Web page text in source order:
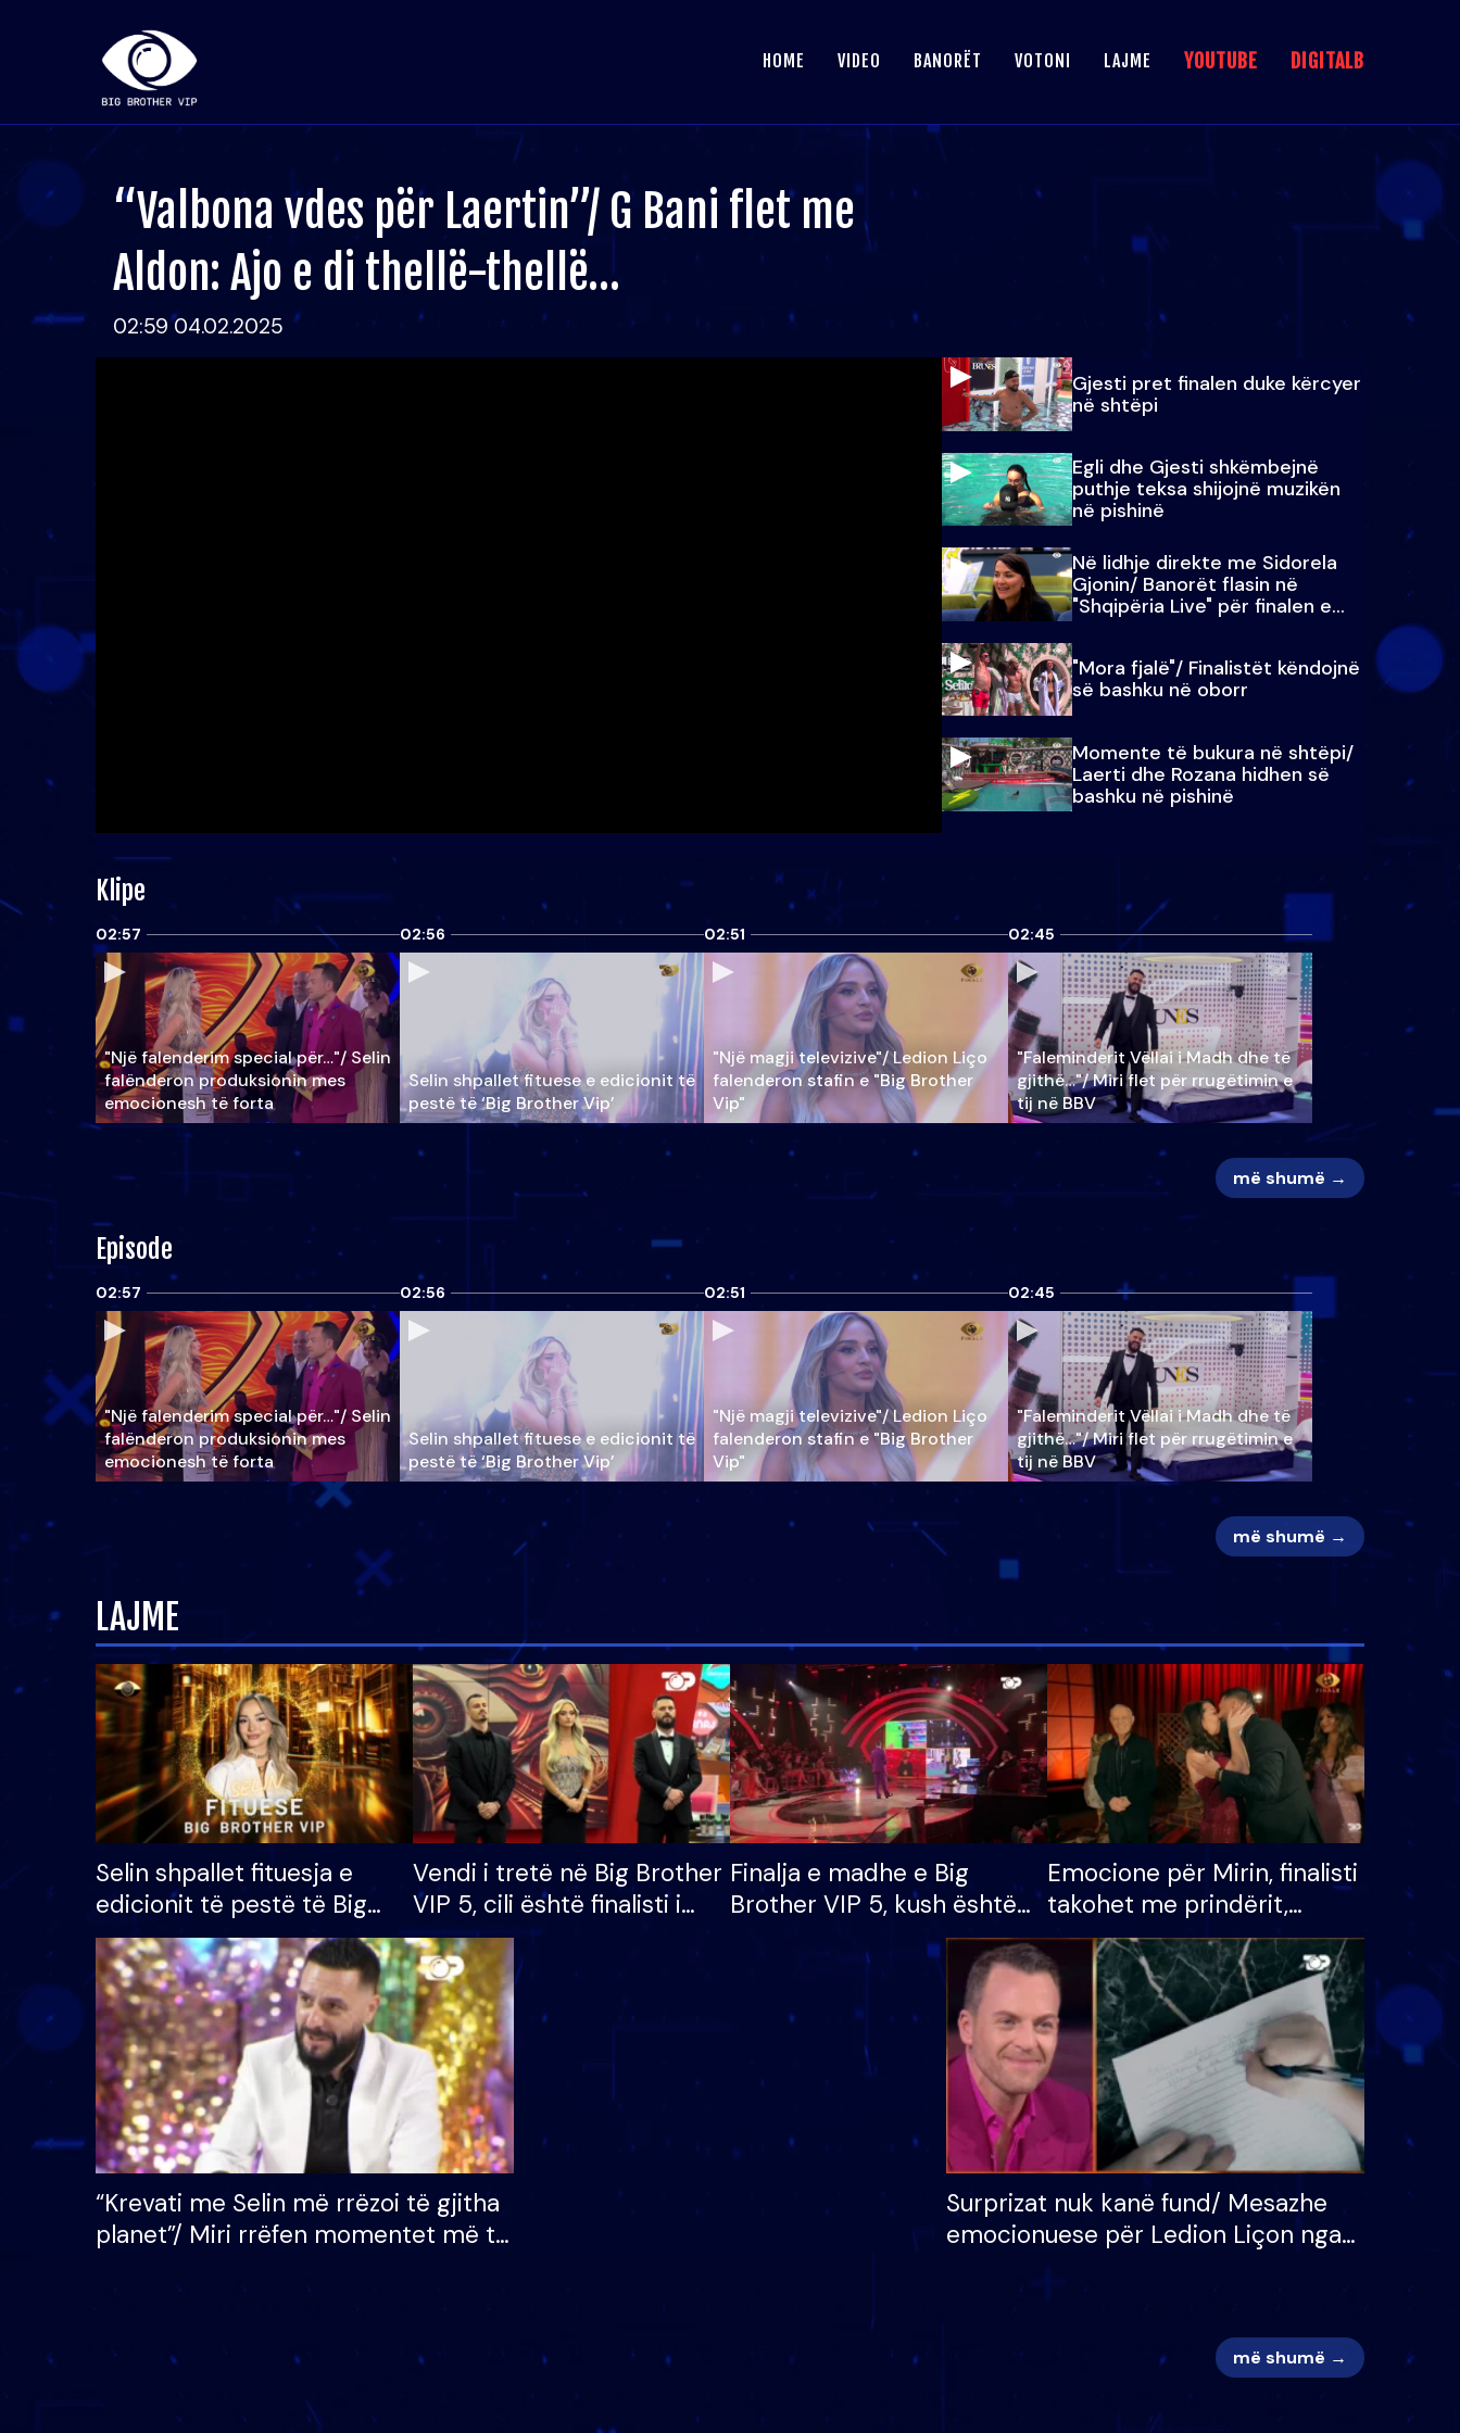
HOME VIDEO BANORËT VOTONI LAJME YOUTUBE DIGITALB
“Valbona vdes për Laertin”/ G Bani flet me
Aldon: Ajo e di thellë-thellë…
02:59 04.02.2025
Gjesti pret finalen duke kërcyer
në shtëpi
Egli dhe Gjesti shkëmbejnë
puthje teksa shijojnë muzikën
në pishinë
Në lidhje direkte me Sidorela
Gjonin/ Banorët flasin në
"Shqipëria Live" për finalen e
madhe
"Mora fjalë"/ Finalistët këndojnë
së bashku në oborr
Momente të bukura në shtëpi/
Laerti dhe Rozana hidhen së
bashku në pishinë
Klipe
02:57
"Një falenderim special për…"/ Selin
falënderon produksionin mes
emocionesh të forta
02:56
Selin shpallet fituese e edicionit të
pestë të ‘Big Brother Vip’
02:51
"Një magji televizive"/ Ledion Liço
falenderon stafin e "Big Brother
Vip"
02:45
"Faleminderit Vëllai i Madh dhe të
gjithë…"/ Miri flet për rrugëtimin e
tij në BBV
më shumë →
Episode
02:57
"Një falenderim special për…"/ Selin
falënderon produksionin mes
emocionesh të forta
02:56
Selin shpallet fituese e edicionit të
pestë të ‘Big Brother Vip’
02:51
"Një magji televizive"/ Ledion Liço
falenderon stafin e "Big Brother
Vip"
02:45
"Faleminderit Vëllai i Madh dhe të
gjithë…"/ Miri flet për rrugëtimin e
tij në BBV
më shumë →
LAJME
Selin shpallet fituesja e
edicionit të pestë të Big
Brother VIP, rrëmben
çmimin e madh prej 100
mijë eurosh
Vendi i tretë në Big Brother
VIP 5, cili është finalisti i
radhës që lë shtëpinë
Finalja e madhe e Big
Brother VIP 5, kush është
banori i parë që lë shtëpinë
dhe humb mundësinë për
të fituar çmimin e madh
Emocione për Mirin, finalisti
takohet me prindërit,
vajzën dhe bashkëshorten:
S’kemi ndonjë letër divorci
apo jo?
“Krevati me Selin më rrëzoi të gjitha
planet”/ Miri rrëfen momentet më të
mungojë zilja e mëngjesit kur…
Surprizat nuk kanë fund/ Mesazhe
emocionuese për Ledion Liçon nga
më shumë →